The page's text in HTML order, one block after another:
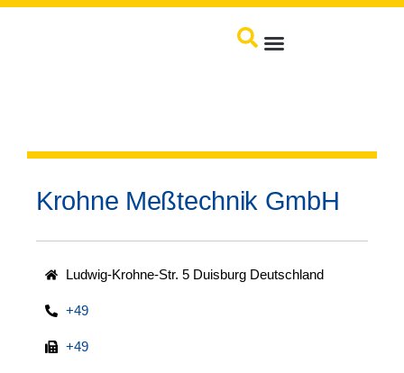
Krohne Meßtechnik GmbH
Ludwig-Krohne-Str. 5 Duisburg Deutschland
+49
+49